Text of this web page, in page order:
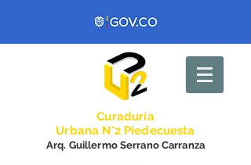
Curaduría
Urbana N°2 Piedecuesta
Arq. Guillermo Serrano Carranza